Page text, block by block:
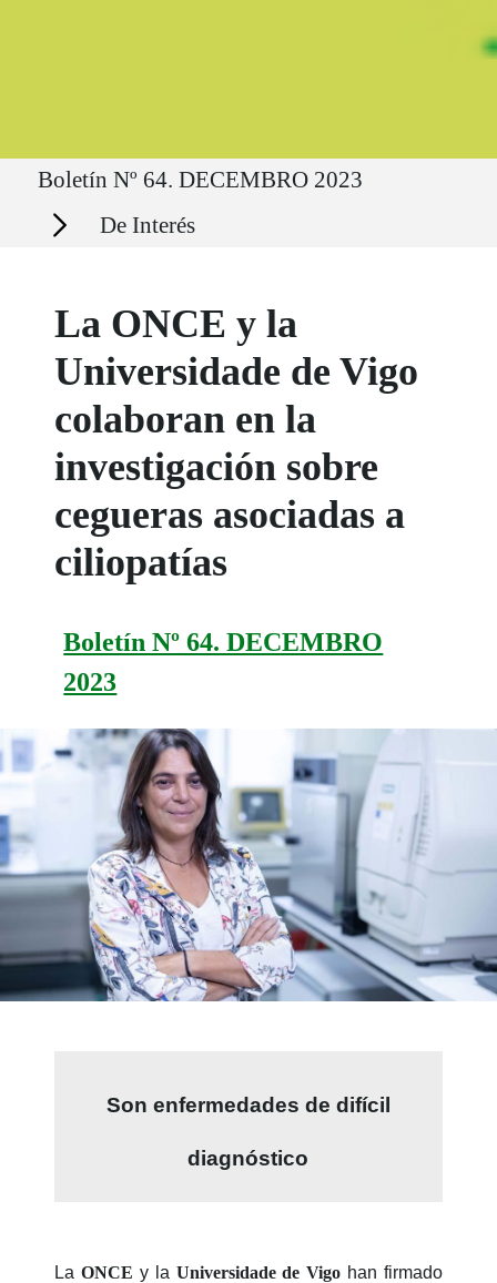
Ruta del sitio
Boletín Nº 64. DECEMBRO 2023
Secciones De Interés
La ONCE y la
Universidade de Vigo
colaboran en la
investigación sobre
cegueras asociadas a
ciliopatías
Boletín Nº 64. DECEMBRO
2023
Son enfermedades de difícil
diagnóstico
LaONCE y la Universidade de Vigo han firmado